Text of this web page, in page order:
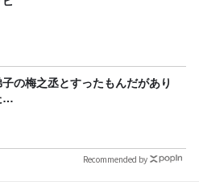
の梅之丞とすったもんだがあり
…
Recommended by